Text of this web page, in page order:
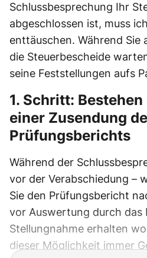
Schlussbesprechung Ihr
abgeschlossen ist, muss
enttäuschen. Während Sie
die Steuerbescheide
seine Feststellungen aufs
1. Schritt:
einer Zusendung
Prüfungsberichts
Während der
vor der Verabschiedung –
Sie den Prüfungsbericht
vor Auswertung durch das
Stellungnahme erhalten
dieser Möglichkeit immer